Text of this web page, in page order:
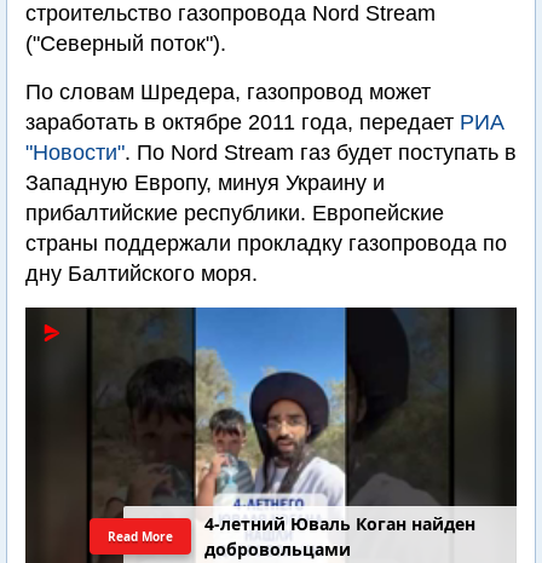
строительство газопровода Nord Stream
("Северный поток").
По словам Шредера, газопровод может
заработать в октябре 2011 года, передает РИА
"Новости". По Nord Stream газ будет поступать в
Западную Европу, минуя Украину и
прибалтийские республики. Европейские
страны поддержали прокладку газопровода по
дну Балтийского моря.
4-летний Юваль Коган найден
добровольцами
Read More